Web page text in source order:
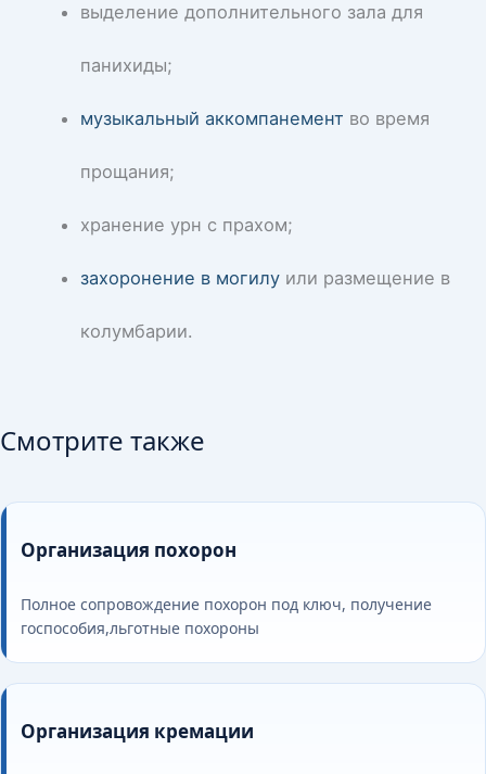
выделение дополнительного зала для
панихиды;
музыкальный аккомпанемент во время
прощания;
хранение урн с прахом;
захоронение в могилу или размещение в
колумбарии.
Смотрите также
Организация похорон
Полное сопровождение похорон под ключ, получение
госпособия,льготные похороны
Организация кремации